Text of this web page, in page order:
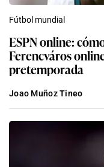
Fútbol mundial
ESPN online:
Ferencváros
pretemporada
Joao Muñoz Tineo